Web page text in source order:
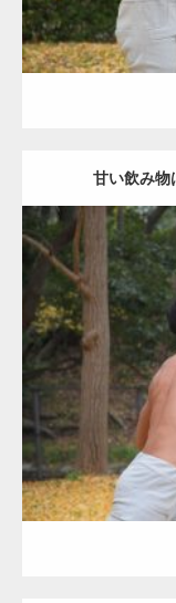
甘い飲み物
Category: 公園
ダウンロ